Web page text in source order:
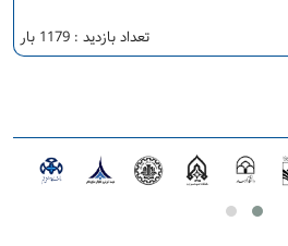
تعداد بازدید : 1179 بار